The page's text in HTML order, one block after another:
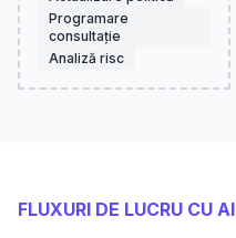
Programare
consultație
Analiză risc
FLUXURI DE LUCRU CU AI